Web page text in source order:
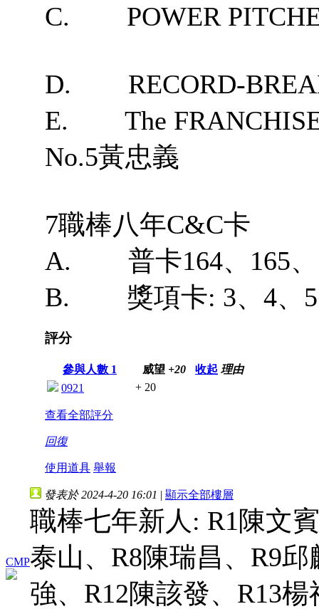
C. POWER
D. RECORD-
E. The
No.5黃忠義
7職棒八年C&C卡
A. 普卡164、165、
B. 獎項卡: 3、4、5
評分
參與人數 1 威望 +20 收起 理由
0921
+ 20
查看全部評分
回復
使用道具 舉報
CMP
發表於 2024-4-20 16:01 | 顯示全部樓層
職棒七年新人: R1陳文
泰山、R8陳瑞昌、R9
強、R12陳該發、R13